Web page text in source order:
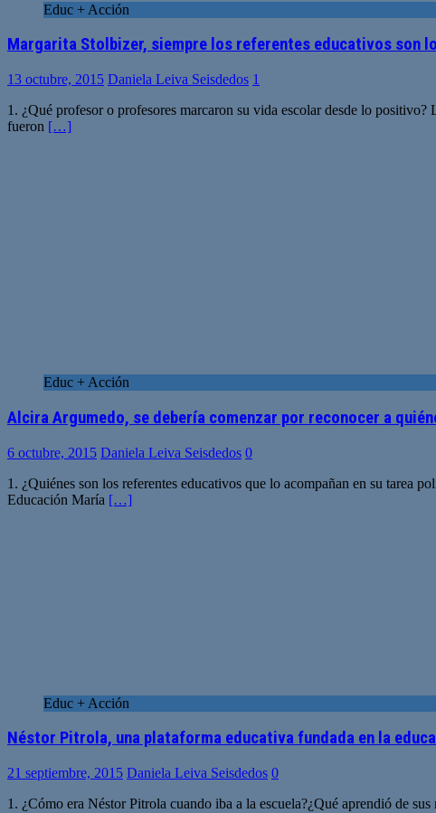
Educ + Acción
Margarita Stolbizer, siempre los referentes educativos son
13 octubre, 2015 Daniela Leiva Seisdedos 1
1. ¿Qué profesor o profesores marcaron su vida escolar desde lo
fueron […]
Educ + Acción
Alcira Argumedo, se debería comenzar por reconocer a
6 octubre, 2015 Daniela Leiva Seisdedos 0
1. ¿Quiénes son los referentes educativos que lo acompañan en su tarea
Educación María […]
Educ + Acción
Néstor Pitrola, una plataforma educativa fundada en la
21 septiembre, 2015 Daniela Leiva Seisdedos 0
1. ¿Cómo era Néstor Pitrola cuando iba a la escuela?¿Qué aprendió de